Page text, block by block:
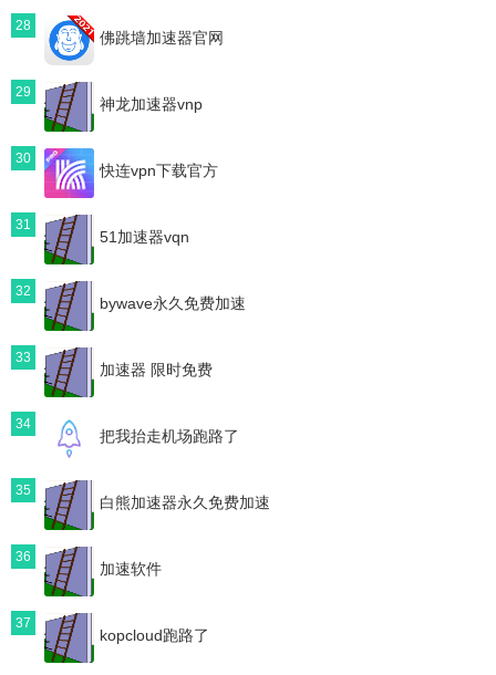
28
佛跳墙加速器官网
29
神龙加速器vnp
30
快连vpn下载官方
31
51加速器vqn
32
bywave永久免费加速
33
加速器 限时免费
34
把我抬走机场跑路了
35
白熊加速器永久免费加速
36
加速软件
37
kopcloud跑路了